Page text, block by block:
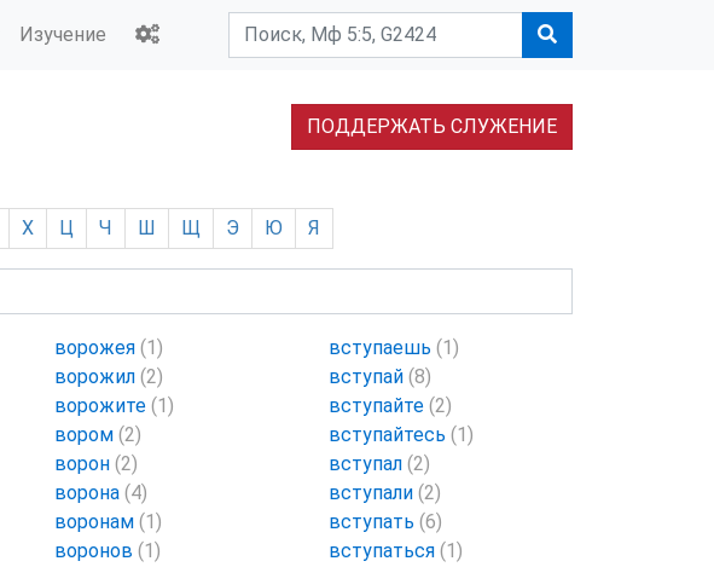
Изучение
ПОДДЕРЖАТЬ СЛУЖЕНИЕ
Х Ц Ч Ш Щ Э Ю Я
ворожея (1)
ворожил (2)
ворожите (1)
вором (2)
ворон (2)
ворона (4)
воронам (1)
воронов (1)
вступаешь (1)
вступай (8)
вступайте (2)
вступайтесь (1)
вступал (2)
вступали (2)
вступать (6)
вступаться (1)